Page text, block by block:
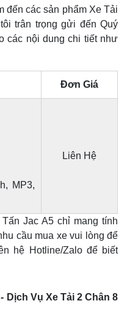
đến các sản phẩm Xe Tải
trân trọng gửi đến Quý
các nội dung chi tiết như
Đơn Giá
MP3,
Liên Hệ
Jac A5 chỉ mang tính
cầu mua xe vui lòng để
hệ Hotline/Zalo để biết
Dịch Vụ Xe Tải 2 Chân 8